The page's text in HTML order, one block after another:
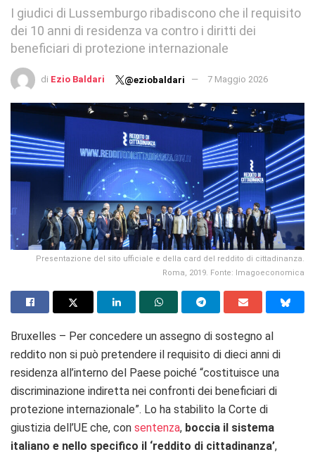
I giudici di Lussemburgo ribadiscono che il requisito
dei 10 anni di residenza va contro i diritti dei
beneficiari di protezione internazionale
di Ezio Baldari @eziobaldari 7 Maggio 2026
Presentazione del sito ufficiale e della card del reddito di cittadinanza.
Roma, 2019. Fonte: Imagoeconomica
Bruxelles – Per concedere un assegno di sostegno al
reddito non si può pretendere il requisito di dieci anni di
residenza all’interno del Paese poiché “costituisce una
discriminazione indiretta nei confronti dei beneficiari di
protezione internazionale”. Lo ha stabilito la Corte di
giustizia dell’UE che, con sentenza, boccia il sistema
italiano e nello specifico il ‘reddito di cittadinanza’,